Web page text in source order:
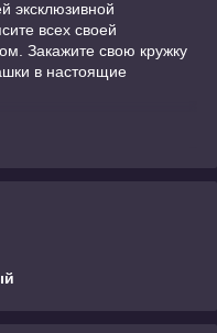
эксклюзивной
всех своей
Закажите свою кружку
в настоящие